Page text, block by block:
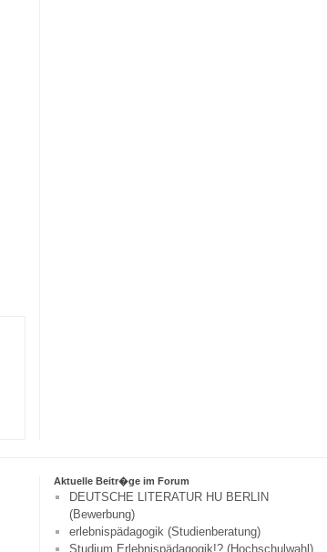
Aktuelle Beitr�ge im Forum
DEUTSCHE LITERATUR HU BERLIN
(Bewerbung)
erlebnispädagogik (Studienberatung)
Studium Erlebnispädagogik!? (Hochschulwahl)